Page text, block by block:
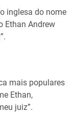
inglesa do nome
Ethan Andrew
mais populares
Ethan,
juiz”.